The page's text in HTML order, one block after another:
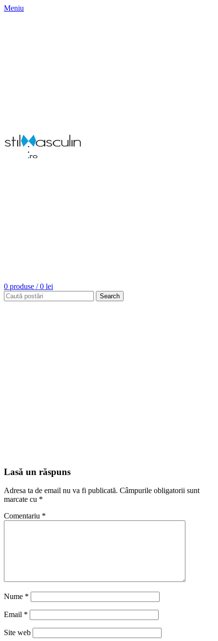
Meniu
0 produse / 0 lei
Search
Lasă un răspuns
Adresa ta de email nu va fi publicată. Câmpurile obligatorii sunt
marcate cu *
Comentariu *
Nume *
Email *
Site web